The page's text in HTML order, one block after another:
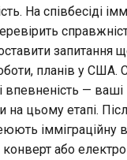
На співбесіді
запитання
планів у США.
впевненість — ваші
на цьому етапі.
імміграційну
або